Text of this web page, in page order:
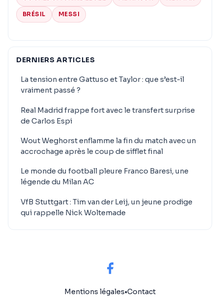
BRÉSIL MESSI
DERNIERS ARTICLES
La tension entre Gattuso et Taylor : que s’est-il
vraiment passé ?
Real Madrid frappe fort avec le transfert surprise
de Carlos Espi
Wout Weghorst enflamme la fin du match avec un
accrochage après le coup de sifflet final
Le monde du football pleure Franco Baresi, une
légende du Milan AC
VfB Stuttgart : Tim van der Leij, un jeune prodige
qui rappelle Nick Woltemade
Mentions légales•Contact